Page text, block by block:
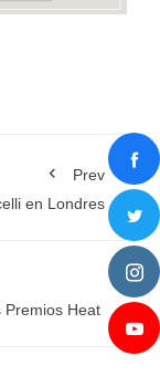
Prev
en Londres
Premios Heat